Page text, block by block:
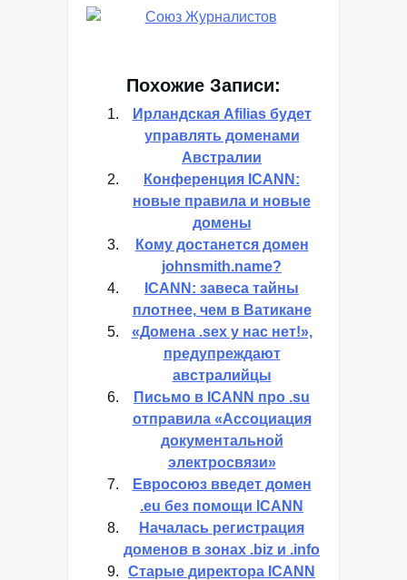
Похожие Записи:
Ирландская Afilias будет
управлять доменами
Австралии
Конференция ICANN:
новые правила и новые
домены
Кому достанется домен
johnsmith.name?
ICANN: завеса тайны
плотнее, чем в Ватикане
«Домена .sex у нас нет!»,
предупреждают
австралийцы
Письмо в ICANN про .su
отправила «Ассоциация
документальной
электросвязи»
Евросоюз введет домен
.eu без помощи ICANN
Началась регистрация
доменов в зонах .biz и .info
Старые директора ICANN